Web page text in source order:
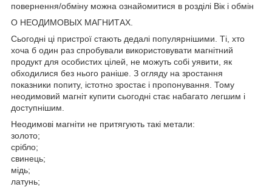
повернення/обміну можна ознайомитися в розділі Вік і обмін
О НЕОДИМОВЫХ МАГНИТАХ.
Сьогодні ці пристрої стають дедалі популярнішими. Ті, хто
хоча б один раз спробували використовувати магнітний
продукт для особистих цілей, не можуть собі уявити, як
обходилися без нього раніше. З огляду на зростання
показники попиту, істотно зростає і пропонування. Тому
неодимовий магніт купити сьогодні стає набагато легшим і
доступнішим.
Неодимові магніти не притягують такі метали:
золото;
срібло;
свинець;
мідь;
латунь;